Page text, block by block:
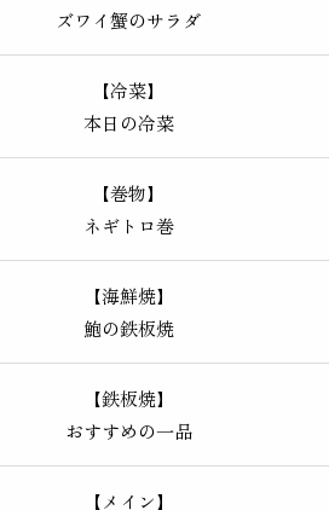
ズワイ蟹のサラダ
【冷菜】
本日の冷菜
【巻物】
ネギトロ巻
【海鮮焼】
鮑の鉄板焼
【鉄板焼】
おすすめの一品
【メイン】